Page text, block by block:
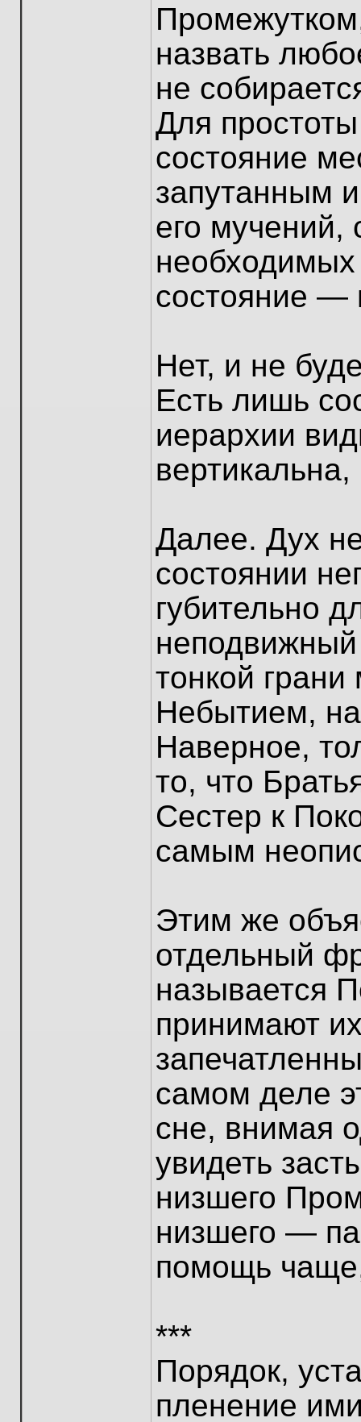
назвать
не
Для
состояние
запутанным
его мучений,
состояние —
Нет, и не
Есть лишь
иерархии
Далее. Дух
состоянии
губительно
тонкой
Небытием,
Наверное,
то, что
Сестер к
самым
Этим же
отдельный
называется
принимают
самом деле
сне, внимая
увидеть
низшего
низшего —
помощь
***
Порядок,
пленение